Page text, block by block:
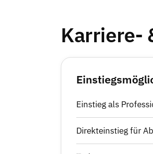
Karriere-
Einstieg als
Direkteinstieg für